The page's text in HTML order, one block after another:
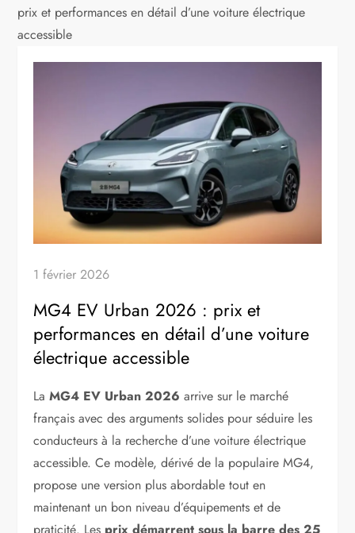
prix et performances en détail d’une voiture électrique
accessible
1 février 2026
MG4 EV Urban 2026 : prix et
performances en détail d’une voiture
électrique accessible
LaMG4 EV Urban 2026 arrive sur le marché
français avec des arguments solides pour séduire les
conducteurs à la recherche d’une voiture électrique
accessible. Ce modèle, dérivé de la populaire MG4,
propose une version plus abordable tout en
maintenant un bon niveau d’équipements et de
praticité. Les prix démarrent sous la barre des 25